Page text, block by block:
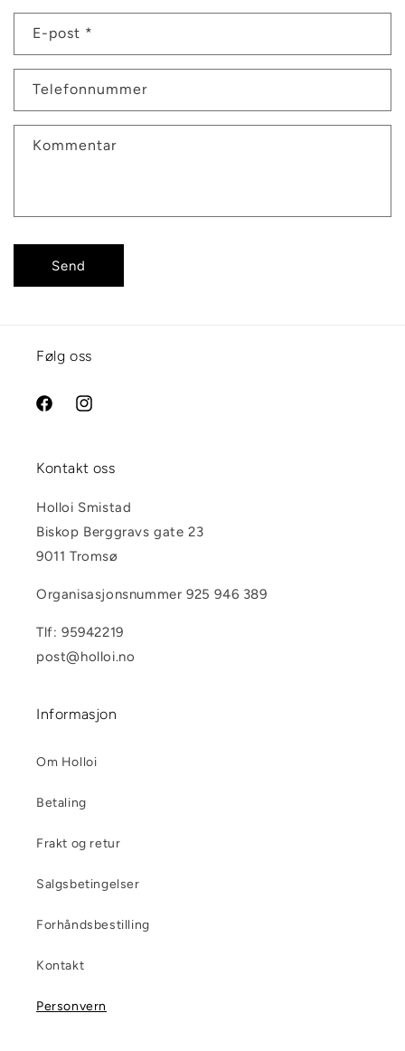
E-post *
Telefonnummer
Kommentar
Send
Følg oss
FacebookInstagram
Kontakt oss
Holloi Smistad
Biskop Berggravs gate 23
9011 Tromsø
Organisasjonsnummer 925 946 389
Tlf: 95942219
post@holloi.no
Informasjon
Om Holloi
Betaling
Frakt og retur
Salgsbetingelser
Forhåndsbestilling
Kontakt
Personvern